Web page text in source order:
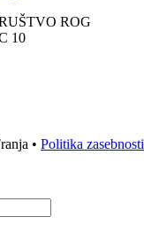
ROG
10
• Politika zasebnosti